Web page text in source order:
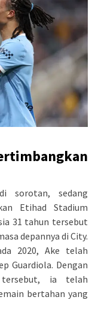
sorotan, sedang
Etihad Stadium
31 tahun tersebut
depannya di City.
2020, Ake telah
Guardiola. Dengan
ia telah
bertahan yang